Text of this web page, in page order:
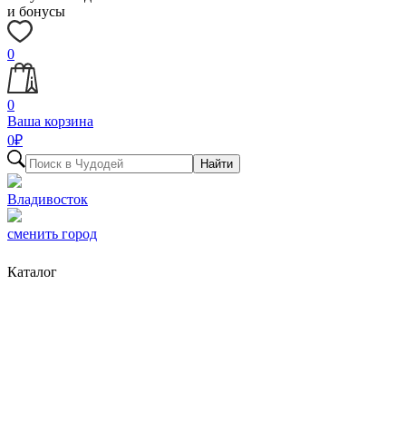
и бонусы
0
0
Ваша корзина
0₽
Найти
Владивосток
сменить город
Каталог